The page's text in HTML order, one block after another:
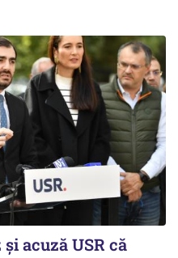
acuză USR că